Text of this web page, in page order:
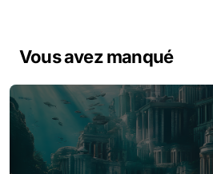
Vous avez manqué